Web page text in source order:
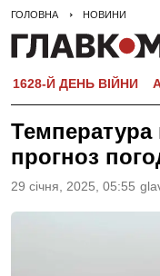
ГОЛОВНА НОВИНИ
1628-Й ДЕНЬ ВІЙНИ
Температура
прогноз
29 сiчня, 2025, 05:55